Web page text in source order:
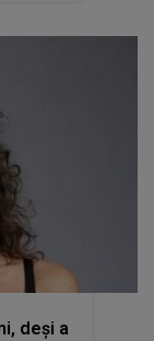
deși a